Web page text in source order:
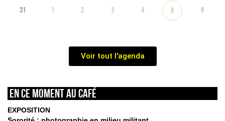
31 1 2 3 4 5 6
Voir tout l'agenda
En ce moment au café
EXPOSITION